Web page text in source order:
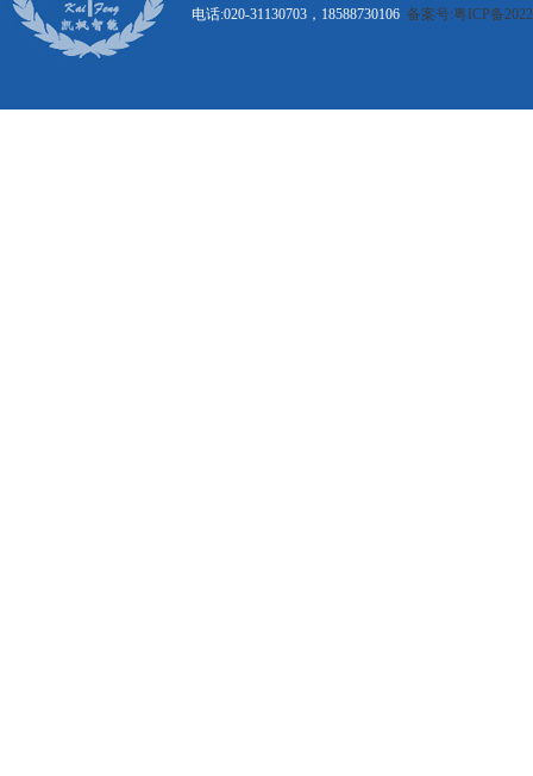
电话:020-31130703，18588730106备案号:粤ICP备